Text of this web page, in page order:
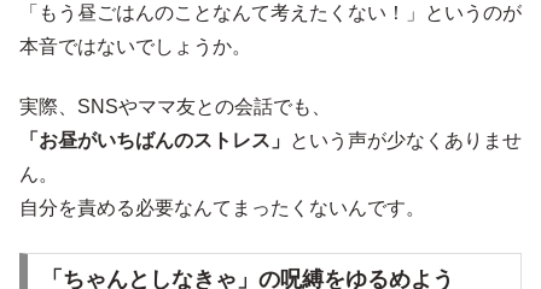
「もう昼ごはんのことなんて考えたくない！」というのが
本音ではないでしょうか。
実際、SNSやママ友との会話でも、
「お昼がいちばんのストレス」 という声が少なくありませ
ん。
自分を責める必要なんてまったくないんです。
「ちゃんとしなきゃ」の呪縛をゆるめよう